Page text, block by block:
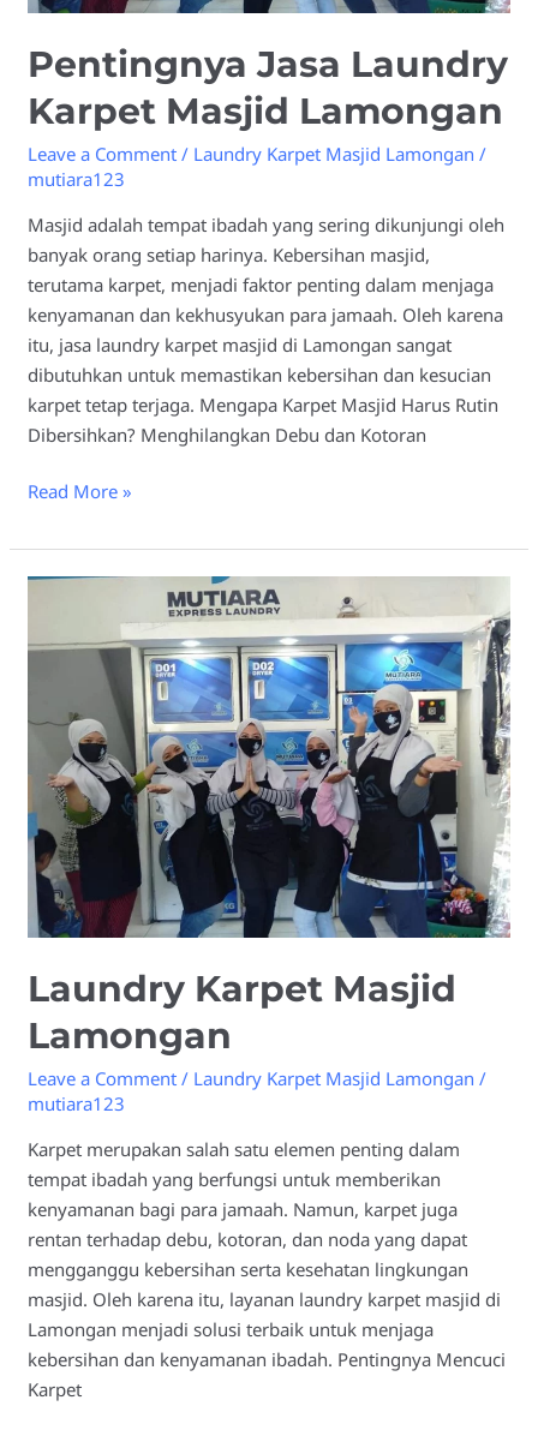
Pentingnya Jasa Laundry
Karpet Masjid Lamongan
Leave a Comment / Laundry Karpet Masjid Lamongan /
mutiara123
Masjid adalah tempat ibadah yang sering dikunjungi oleh
banyak orang setiap harinya. Kebersihan masjid,
terutama karpet, menjadi faktor penting dalam menjaga
kenyamanan dan kekhusyukan para jamaah. Oleh karena
itu, jasa laundry karpet masjid di Lamongan sangat
dibutuhkan untuk memastikan kebersihan dan kesucian
karpet tetap terjaga. Mengapa Karpet Masjid Harus Rutin
Dibersihkan? Menghilangkan Debu dan Kotoran
Read More »
Laundry Karpet Masjid
Lamongan
Leave a Comment / Laundry Karpet Masjid Lamongan /
mutiara123
Karpet merupakan salah satu elemen penting dalam
tempat ibadah yang berfungsi untuk memberikan
kenyamanan bagi para jamaah. Namun, karpet juga
rentan terhadap debu, kotoran, dan noda yang dapat
mengganggu kebersihan serta kesehatan lingkungan
masjid. Oleh karena itu, layanan laundry karpet masjid di
Lamongan menjadi solusi terbaik untuk menjaga
kebersihan dan kenyamanan ibadah. Pentingnya Mencuci
Karpet
Masjid
Lamongan